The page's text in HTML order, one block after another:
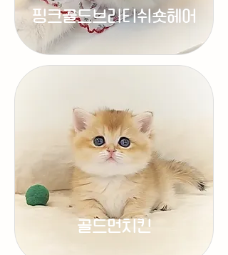
핑크골드브리티쉬숏헤어
골드먼치킨